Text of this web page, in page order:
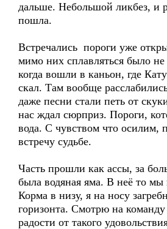
дальше. Небольшой ликбез, и
пошла.
Встречались пороги уже
мимо них сплавляться было
когда вошли в каньон, где
скал. Там вообще
даже песни стали петь от
нас ждал сюрприз. Пороги,
вода. С чувством что осилим,
встречу судьбе.
Часть прошли как ассы, за
была водяная яма. В неё то мы
Корма в низу, я на носу
горизонта. Смотрю на команду
радости от такого